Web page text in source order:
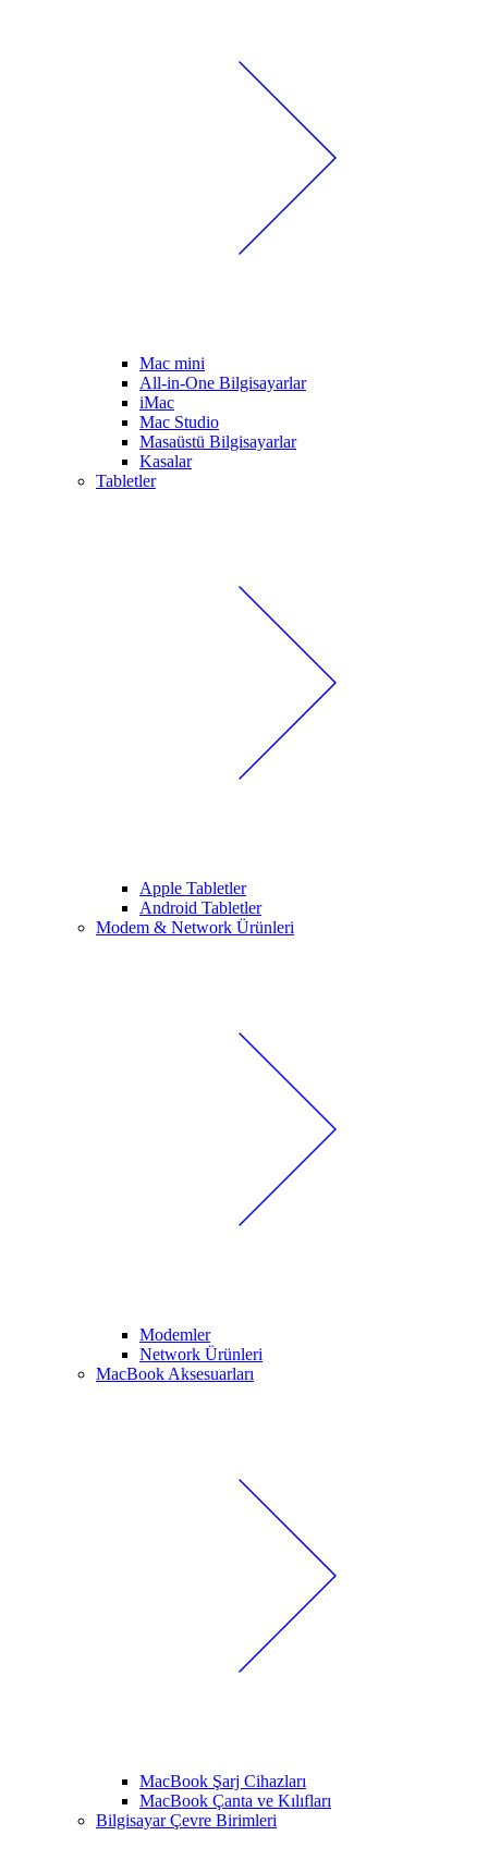
Mac mini
All-in-One Bilgisayarlar
iMac
Mac Studio
Masaüstü Bilgisayarlar
Kasalar
Tabletler
Apple Tabletler
Android Tabletler
Modem & Network Ürünleri
Modemler
Network Ürünleri
MacBook Aksesuarları
MacBook Şarj Cihazları
MacBook Çanta ve Kılıfları
Bilgisayar Çevre Birimleri